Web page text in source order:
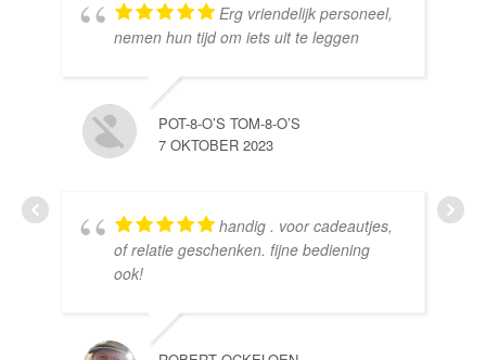
Erg vriendelijk personeel,
nemen hun tijd om iets uit te leggen
POT-8-O’S TOM-8-O’S
7 OKTOBER 2023
handig . voor cadeautjes,
of relatie geschenken. fijne bediening
ook!